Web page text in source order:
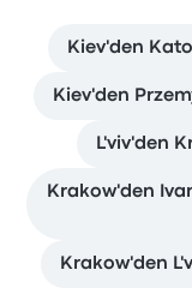
Kiev'den
Kiev'den
L'viv'den
Krakow'den
Krakow'den